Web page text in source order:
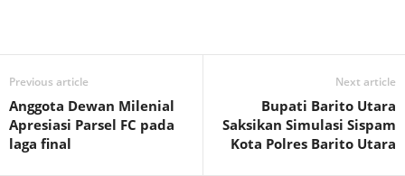
Previous article
Anggota Dewan Milenial
Apresiasi Parsel FC pada
laga final
Next article
Bupati Barito Utara
Saksikan Simulasi Sispam
Kota Polres Barito Utara